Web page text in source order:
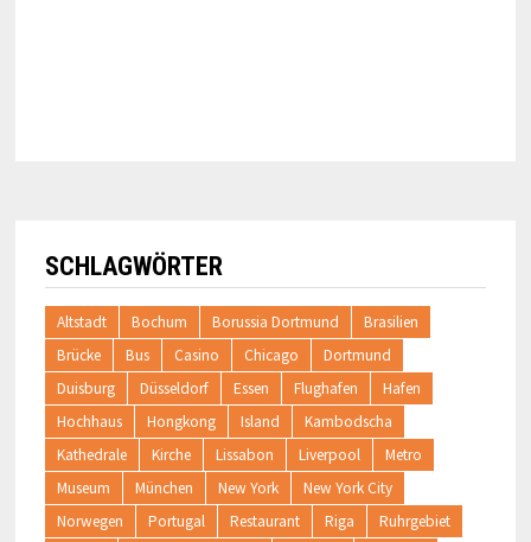
SCHLAGWÖRTER
Altstadt Bochum Borussia Dortmund
Brasilien
Brücke
Bus Casino Chicago
Dortmund
Duisburg
Düsseldorf Essen Flughafen
Hafen
Hochhaus
Hongkong Island
Kambodscha
Kathedrale
Kirche Lissabon Liverpool
Metro
Museum
München New York
New York City
Norwegen
Portugal Restaurant Riga
Ruhrgebiet